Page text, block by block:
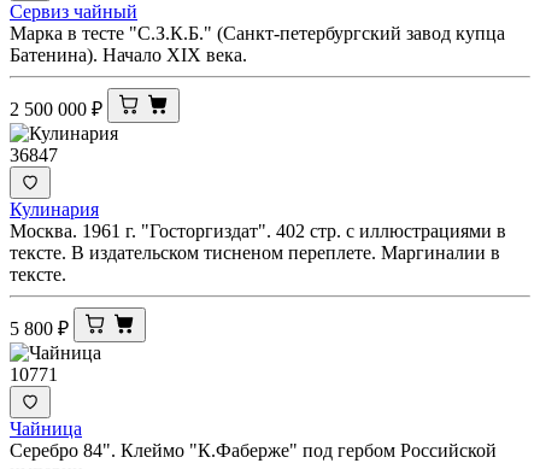
Сервиз чайный
Марка в тесте "С.З.К.Б." (Санкт-петербургский завод купца
Батенина). Начало XIX века.
2 500 000 ₽
36847
Кулинария
Москва. 1961 г. "Госторгиздат". 402 стр. с иллюстрациями в
тексте. В издательском тисненом переплете. Маргиналии в
тексте.
5 800 ₽
10771
Чайница
Серебро 84". Клеймо "К.Фаберже" под гербом Российской